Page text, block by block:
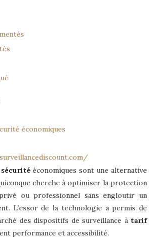
économiques
sécuritééconomiques sont une alternative
cherche à optimiser la protection
ou professionnel sans engloutir un
L’essor de la technologie a permis de
des dispositifs de surveillance à tarif
performance et accessibilité.